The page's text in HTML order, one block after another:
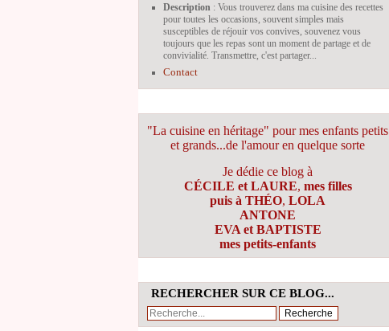
Description : Vous trouverez dans ma cuisine des recettes
pour toutes les occasions, souvent simples mais
susceptibles de réjouir vos convives, souvenez vous
toujours que les repas sont un moment de partage et de
convivialité. Transmettre, c'est partager...
Contact
"La cuisine en héritage" pour mes enfants petits
et grands...de l'amour en quelque sorte
Je dédie ce blog à
CÉCILE et LAURE, mes filles
puis à THÉO, LOLA
ANTONE
EVA et BAPTISTE
mes petits-enfants
RECHERCHER SUR CE BLOG...